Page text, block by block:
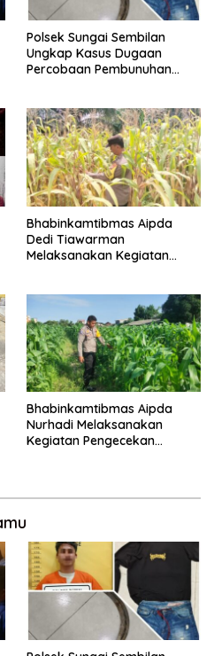
Polsek Sungai Sembilan
Ungkap Kasus Dugaan
Percobaan Pembunuhan
Bhabinkamtibmas Aipda
Dedi Tiawarman
Melaksanakan Kegiatan
Bhabinkamtibmas Aipda
Nurhadi Melaksanakan
Kegiatan Pengecekan